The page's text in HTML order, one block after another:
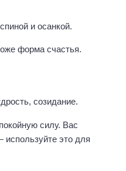
и осанкой.
форма счастья.
созидание.
силу. Вас
это для